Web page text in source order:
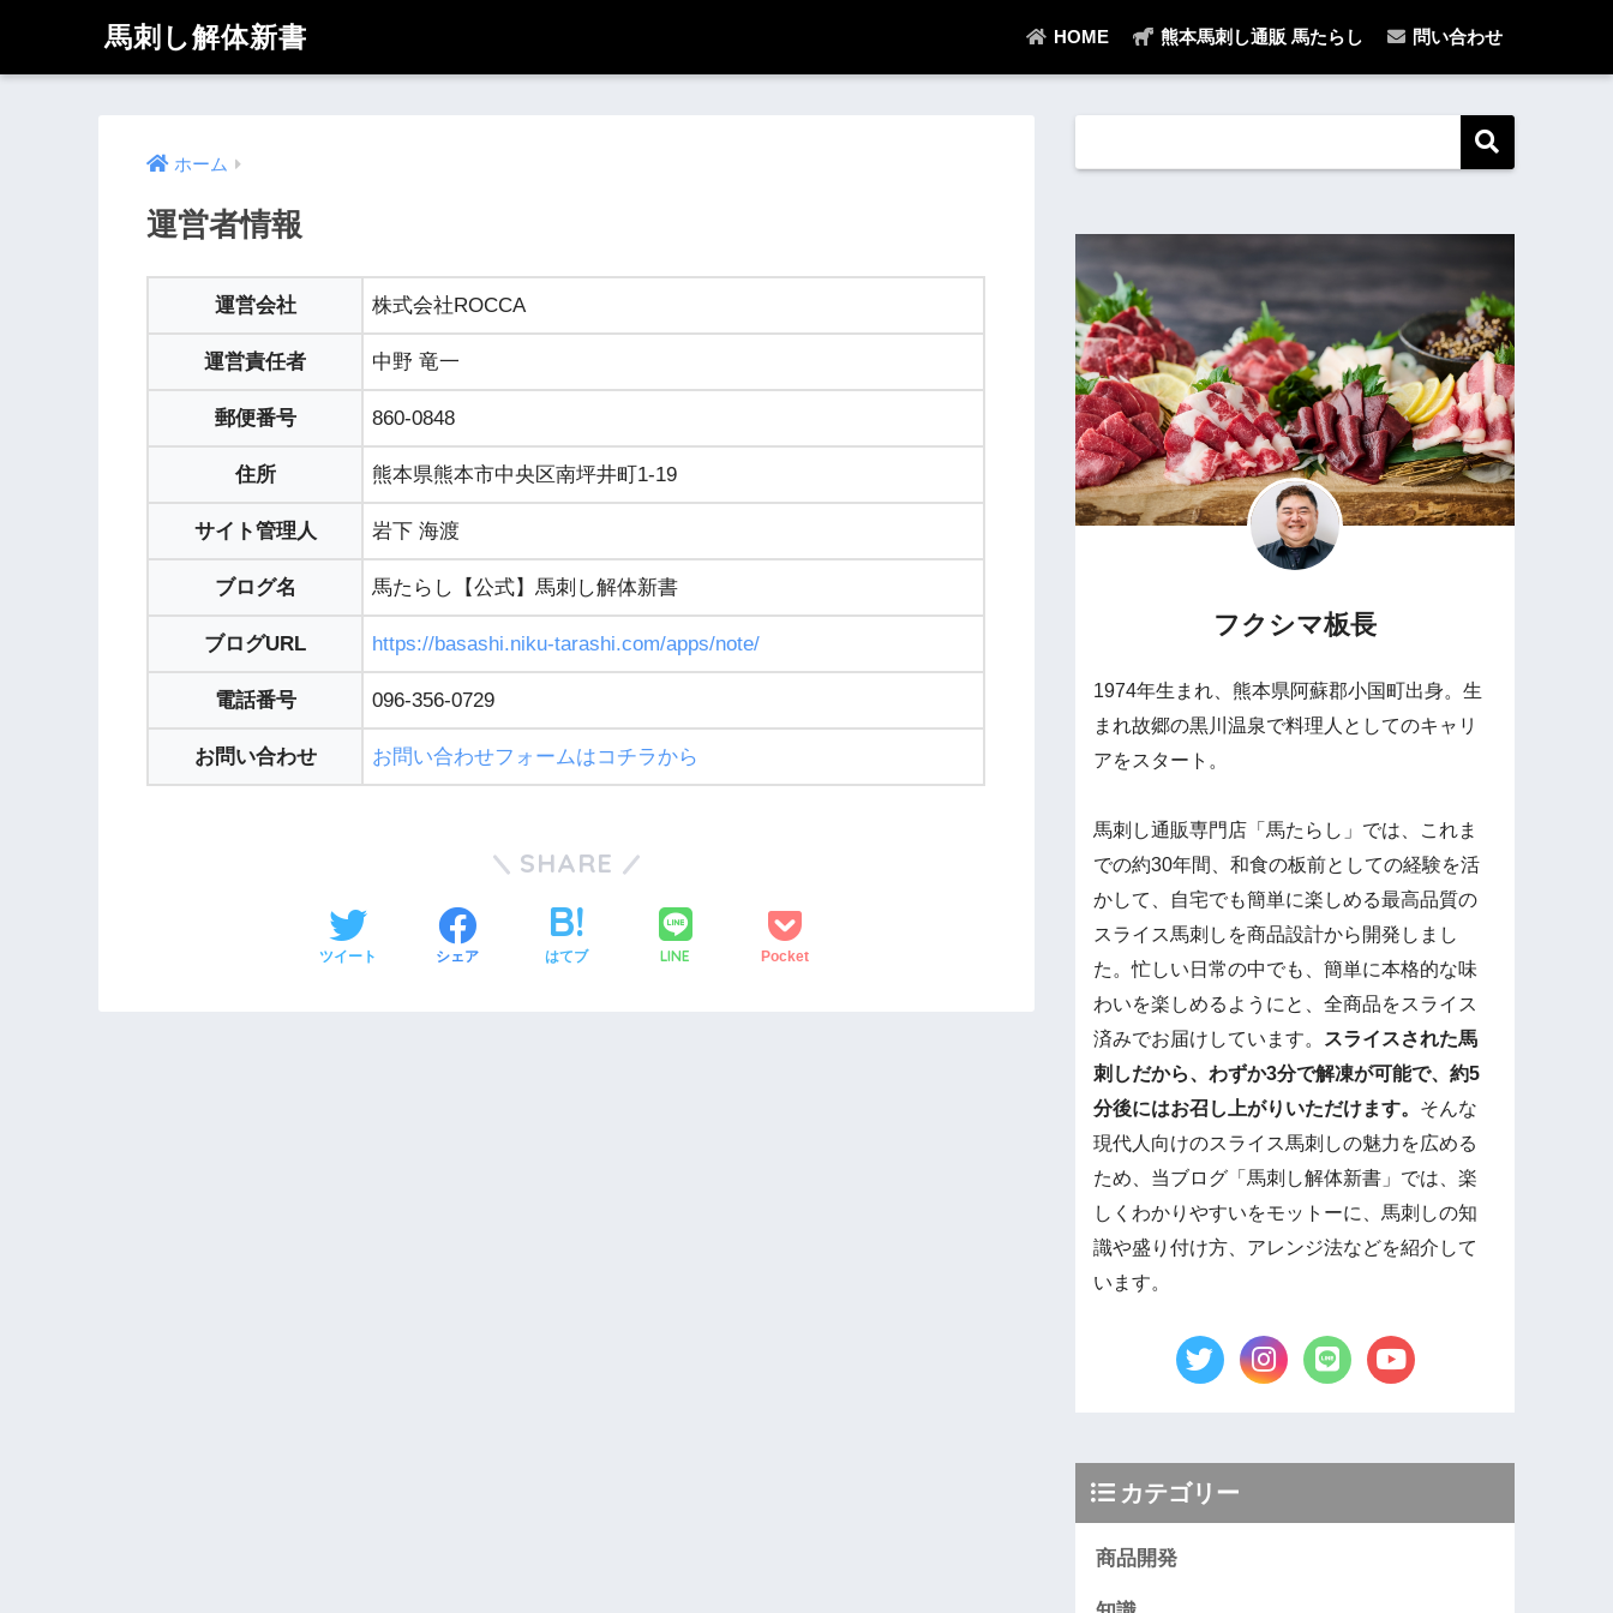
馬刺し解体新書 HOME 熊本馬刺し通販 馬たらし 問い合わせ
ホーム
運営者情報
運営会社 株式会社ROCCA
運営責任者 中野 竜一
郵便番号 860-0848
住所 熊本県熊本市中央区南坪井町1-19
サイト管理人 岩下 海渡
ブログ名 馬たらし【公式】馬刺し解体新書
ブログURL https://basashi.niku-tarashi.com/apps/note/
電話番号 096-356-0729
お問い合わせ お問い合わせフォームはコチラから
SHARE
ツイート シェア はてブ LINE Pocket
フクシマ板長
1974年生まれ、熊本県阿蘇郡小国町出身。生
まれ故郷の黒川温泉で料理人としてのキャリ
アをスタート。
馬刺し通販専門店「馬たらし」では、これま
での約30年間、和食の板前としての経験を活
かして、自宅でも簡単に楽しめる最高品質の
スライス馬刺しを商品設計から開発しまし
た。忙しい日常の中でも、簡単に本格的な味
わいを楽しめるようにと、全商品をスライス
済みでお届けしています。
スライスされた馬
刺しだから、わずか3分で解凍が可能で、約5
分後にはお召し上がりいただけます。 そんな
現代人向けのスライス馬刺しの魅力を広める
ため、当ブログ「馬刺し解体新書」では、楽
しくわかりやすいをモットーに、馬刺しの知
識や盛り付け方、アレンジ法などを紹介して
います。
カテゴリー
商品開発